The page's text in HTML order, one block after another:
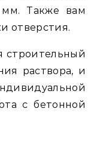
мм. Также вам
отверстия.
строительный
раствора, и
с бетонной